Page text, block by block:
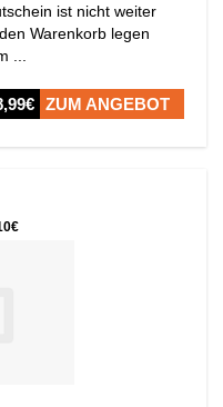
ist nicht weiter
Warenkorb legen
...
ZUM ANGEBOT